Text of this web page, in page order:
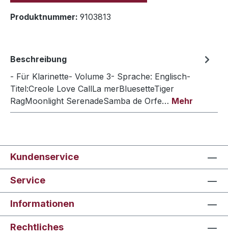
Produktnummer: 9103813
Beschreibung
- Für Klarinette- Volume 3- Sprache: Englisch-
Titel:Creole Love CallLa merBluesetteTiger
RagMoonlight SerenadeSamba de Orfe… Mehr
Kundenservice
Service
Informationen
Rechtliches